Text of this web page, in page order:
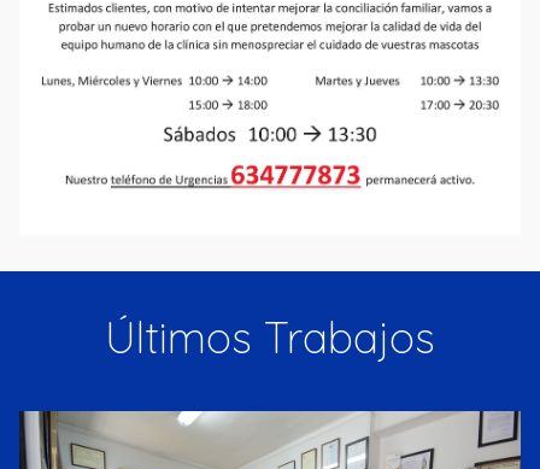
Últimos Trabajos